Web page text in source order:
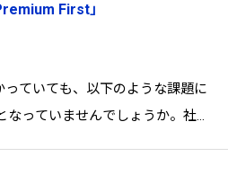
First」
ていても、以下のような課題に
なっていませんでしょうか。社員